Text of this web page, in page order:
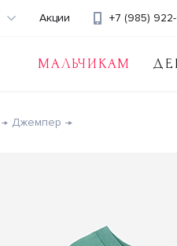
МАЛЬЧИКАМ
+7 (985) 922-
Акции
Джемпер